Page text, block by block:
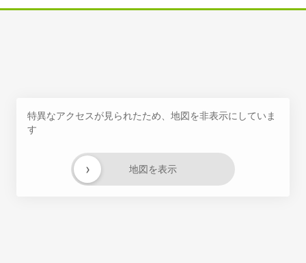
特異なアクセスが見られたため、地図を非表示にしていま
す
地図を表示
›